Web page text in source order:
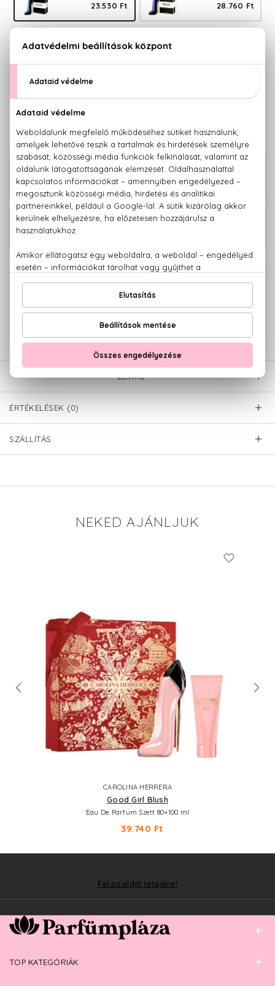
23.530 Ft
28.760 Ft
Teszter 80 ml
KAPCSOLÓDÓ TERMÉKEK
Good Girl Eau De Parfum Légére
26.610 Ft -
Good Girl Eau De Parfum Szett 80+10
100% eredeti termékek,14 napos visszaküldési garanciával
Kérdésed van, elakadtál? Hívd ügyfélszolgálatunkat:+36 20
LEÍRÁS
ÉRTÉKELÉSEK (0)
SZÁLLÍTÁS
NEKED AJÁNLJUK
CAROLINA HERRERA
Good Girl Blush
Eau De Parfum Szett 80+100 ml
39.740 Ft
Fel az oldal tetejére!
TOP KATEGÓRIÁK